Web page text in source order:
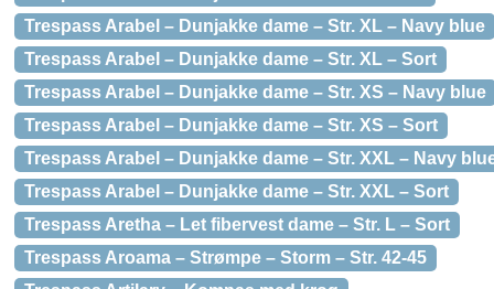
Trespass Arabel – Dunjakke dame – Str. XL – Navy blue
Trespass Arabel – Dunjakke dame – Str. XL – Sort
Trespass Arabel – Dunjakke dame – Str. XS – Navy blue
Trespass Arabel – Dunjakke dame – Str. XS – Sort
Trespass Arabel – Dunjakke dame – Str. XXL – Navy
Trespass Arabel – Dunjakke dame – Str. XXL – Sort
Trespass Aretha – Let fibervest dame – Str. L – Sort
Trespass Aroama – Strømpe – Storm – Str. 42-45